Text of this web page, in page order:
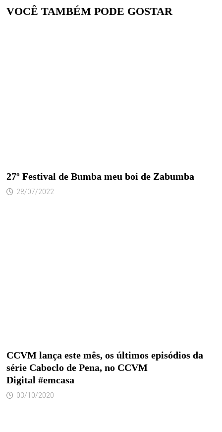
VOCÊ TAMBÉM PODE GOSTAR
27º Festival de Bumba meu boi de Zabumba
28/07/2022
CCVM lança este mês, os últimos episódios da
série Caboclo de Pena, no CCVM
Digital #emcasa
03/10/2020